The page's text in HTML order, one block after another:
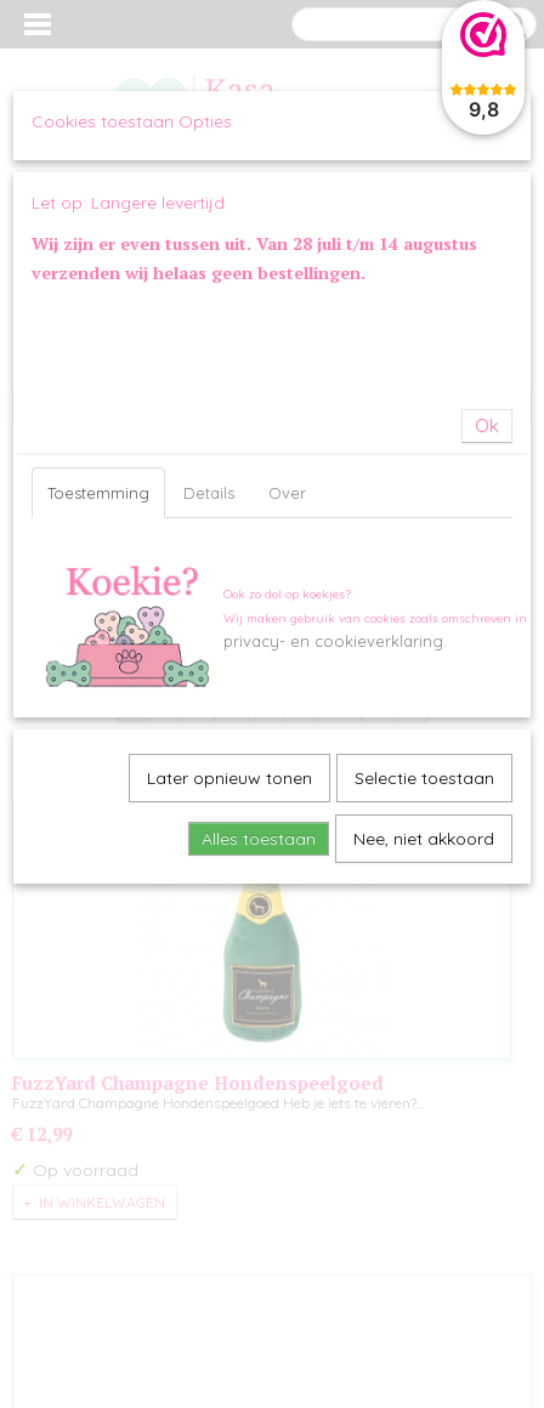
9,8
Inloggen
Home>OVERIG>SPEELGOED
AUTOGORDELS
ORANJE
ZOMER
SNACKS
SPEELGOED
Let op! Speelgoed mag
Sorteer op:
FuzzYard Champagne Hondenspeelgoed
FuzzYard Champagne Hondenspeelgoed Heb je iets te vieren?…
€ 12,99
✓ Op voorraad
IN WINKELWAGEN
Cookies toestaan Opties
Let op: Langere levertijd
Wij zijn er even tussen uit. Van 28 juli t/m 14 augustus
verzenden wij helaas geen bestellingen.
Ok
Toestemming Details Over
Ook zo dol op koekjes?
Wij maken gebruik van cookies zoals omschreven in
privacy- en cookieverklaring.
Later opnieuw tonen Selectie toestaan
Alles toestaan Nee, niet akkoord